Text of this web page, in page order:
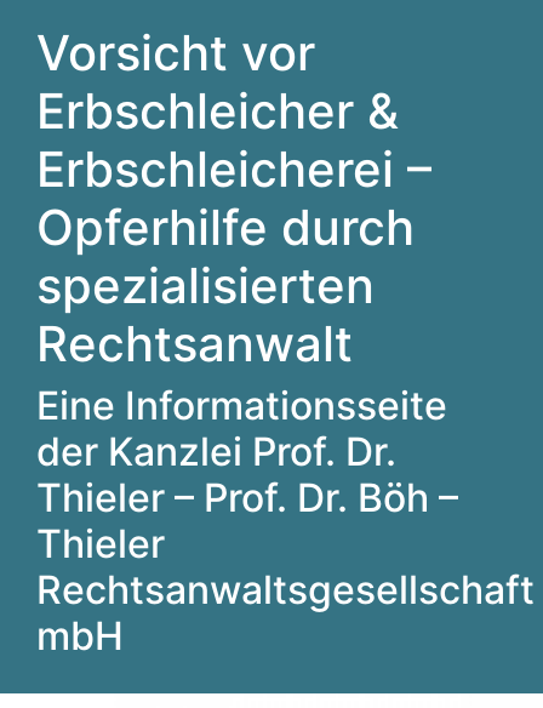
Vorsicht vor
Erbschleicher &
Erbschleicherei –
Opferhilfe durch
spezialisierten
Rechtsanwalt
Eine Informationsseite
der Kanzlei Prof. Dr.
Thieler – Prof. Dr. Böh –
Thieler
Rechtsanwaltsgesellschaft
mbH